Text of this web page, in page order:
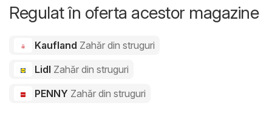
Regulat în oferta acestor magazine
Kaufland Zahăr din struguri
Lidl Zahăr din struguri
PENNY Zahăr din struguri